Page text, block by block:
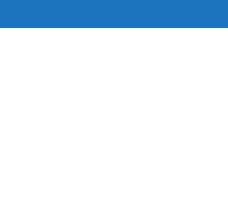
contenido